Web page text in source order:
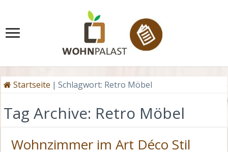
Startseite | Schlagwort: Retro Möbel
Tag Archive: Retro Möbel
Wohnzimmer im Art Déco Stil